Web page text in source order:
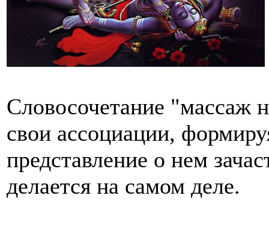
Словосочетание "массаж
свои ассоциации,
представление о нем
делается на самом деле.